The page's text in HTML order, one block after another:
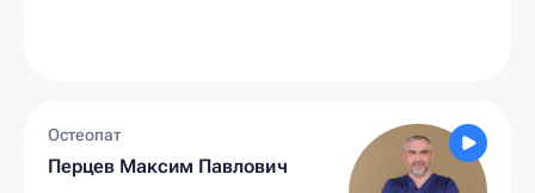
Остеопат
Перцев Максим Павлович